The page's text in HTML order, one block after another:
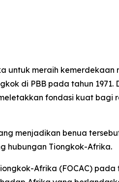
untuk meraih kemerdekaan
di PBB pada tahun 1971.
fondasi kuat bagi
menjadikan benua
hubungan Tiongkok-Afrika.
Afrika (FOCAC) pada